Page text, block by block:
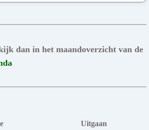
dan in het maandoverzicht van de
Uitgaan